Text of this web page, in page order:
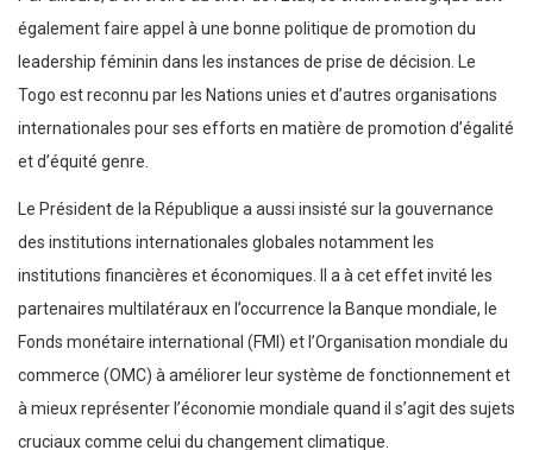
également faire appel à une bonne politique de promotion du
leadership féminin dans les instances de prise de décision. Le
Togo est reconnu par les Nations unies et d’autres organisations
internationales pour ses efforts en matière de promotion d’égalité
et d’équité genre.
Le Président de la République a aussi insisté sur la gouvernance
des institutions internationales globales notamment les
institutions financières et économiques. Il a à cet effet invité les
partenaires multilatéraux en l’occurrence la Banque mondiale, le
Fonds monétaire international (FMI) et l’Organisation mondiale du
commerce (OMC) à améliorer leur système de fonctionnement et
à mieux représenter l’économie mondiale quand il s’agit des sujets
cruciaux comme celui du changement climatique.